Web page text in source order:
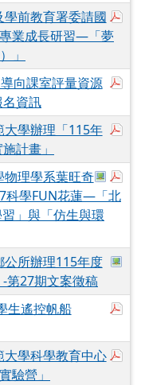
前教育署委請國
業成長研習—「夢
」
向課室評量資源
資訊
學辦理「115年
計畫」
於彈
理學系葉旺奇
科學FUN花蓮—「北
」與「仿生與環
所辦理115年度
-第27期文案徵稿
生遙控帆船
學科學教育中心
驗營」